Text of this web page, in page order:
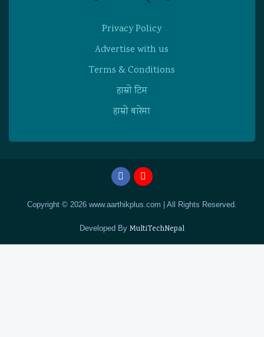
Privacy Policy
Advertise with us
Terms & Conditions
हाम्राे टिम
हाम्राे बारेमा
Copyright © 2026 www.aarthikplus.com | All Rights Reserved.
Developed By MultiTechNepal